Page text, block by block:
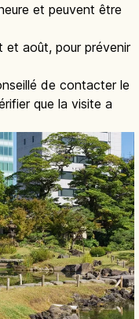
et peuvent être
et août, pour prévenir
de contacter le
que la visite a